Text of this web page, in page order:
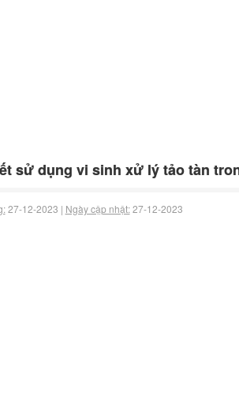
sử dụng vi sinh xử lý tảo tàn
27-12-2023 | Ngày cập nhật:27-12-2023